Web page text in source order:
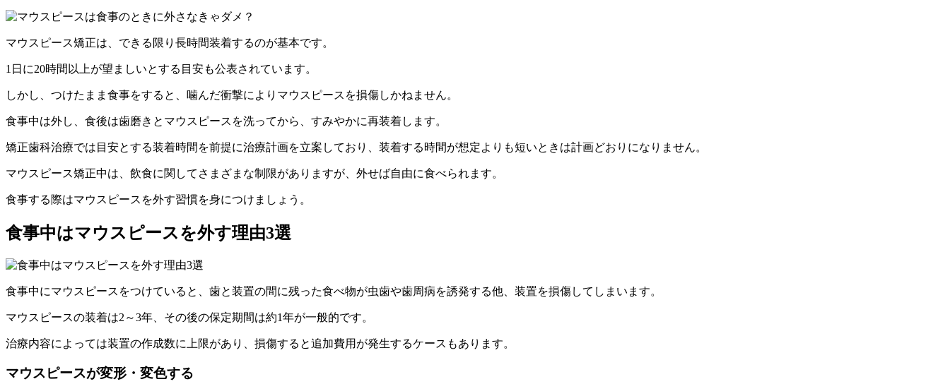
マウスピース矯正は、できる限り長時間装着するのが基本です。
1日に20時間以上が望ましいとする目安も公表されています。
しかし、つけたまま食事をすると、噛んだ衝撃によりマウスピースを損傷しかねません。
食事中は外し、食後は歯磨きとマウスピースを洗ってから、すみやかに再装着します。
矯正歯科治療では目安とする装着時間を前提に治療計画を立案しており、装着する時間が想定よりも短いときは計画どおりになりません。
マウスピース矯正中は、飲食に関してさまざまな制限がありますが、外せば自由に食べられます。
食事する際はマウスピースを外す習慣を身につけましょう。
食事中はマウスピースを外す理由3選
食事中にマウスピースをつけていると、歯と装置の間に残った食べ物が虫歯や歯周病を誘発する他、装置を損傷してしまいます。
マウスピースの装着は2～3年、その後の保定期間は約1年が一般的です。
治療内容によっては装置の作成数に上限があり、損傷すると追加費用が発生するケースもあります。
マウスピースが変形・変色する